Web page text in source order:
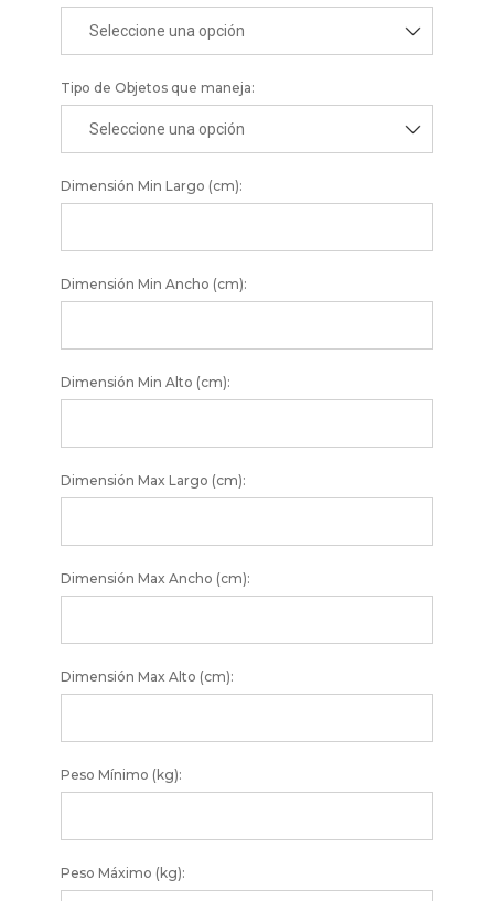
Tipo de Objetos que maneja:
Dimensión Min Largo (cm):
Dimensión Min Ancho (cm):
Dimensión Min Alto (cm):
Dimensión Max Largo (cm):
Dimensión Max Ancho (cm):
Dimensión Max Alto (cm):
Peso Mínimo (kg):
Peso Máximo (kg):